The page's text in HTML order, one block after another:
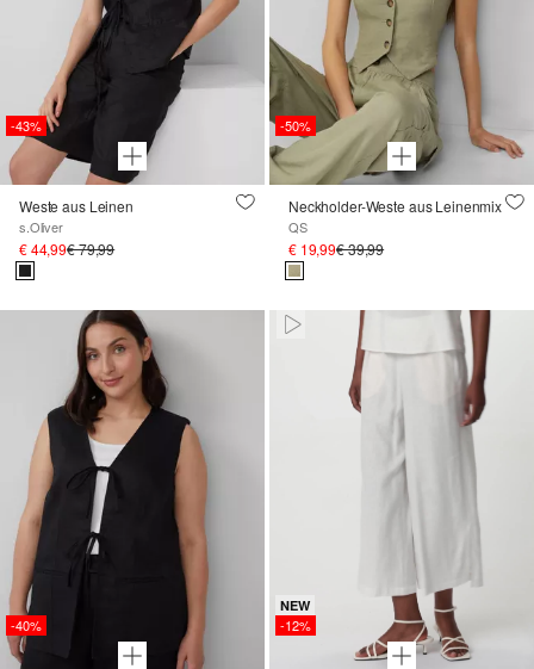
-43%
Weste aus Leinen
s.Oliver
€ 44,99€ 79,99
-50%
Neckholder-Weste aus Leinenmix
QS
€ 19,99€ 39,99
-40%
Paused • Muted
NEW
-12%